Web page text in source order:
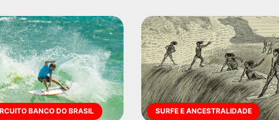
BANCO DO BRASIL SURFE E ANCESTRALIDADE